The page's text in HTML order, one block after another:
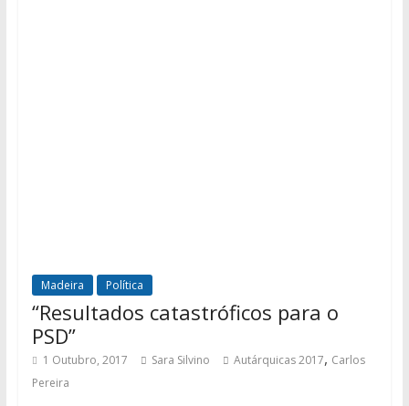
Madeira Política
“Resultados catastróficos para o
PSD”
1 Outubro, 2017 Sara Silvino Autárquicas 2017, Carlos
Pereira